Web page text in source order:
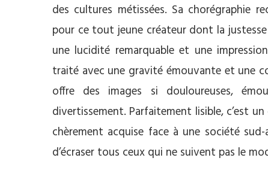
des cultures métissées. Sa chorégraphie
pour ce tout jeune créateur dont la
une lucidité remarquable et une
traité avec une gravité émouvante et une
offre des images si douloureuses,
divertissement. Parfaitement lisible, c’est
chèrement acquise face à une société
d’écraser tous ceux qui ne suivent pas le